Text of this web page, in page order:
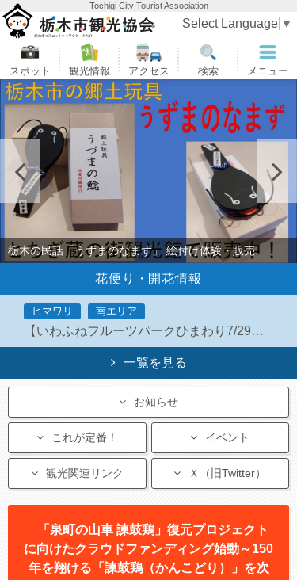
Tochigi City Tourist Association
栃木市観光協会
スポット 観光情報 アクセス 検索 メニュー
Select Language ▼
栃木の民話「うずまのなまず」 絵付け体験・販売
花便り・開花情報
ヒマワリ 南エリア
【いわふねフルーツパークひまわり7/29】開花情報
一覧を見る
お知らせ
これが定番！ イベント
観光関連リンク Ｘ（旧Twitter）
「泉町の山車 諫鼓鶏」復元プロジェクト
に向けたクラウドファンディング始動～150
年を翔ける「諫鼓鶏（かんこどり）」を次